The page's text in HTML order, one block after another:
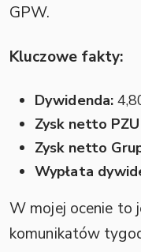
GPW.
Kluczowe fakty:
Dywidenda:
Zysk netto
Zysk netto
Wypłata
W mojej ocenie to
komunikatów